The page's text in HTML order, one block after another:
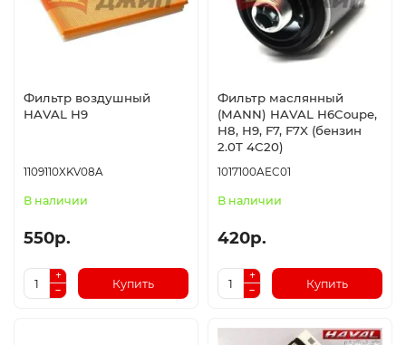
Фильтр воздушный
HAVAL H9
1109110XKV08A
В наличии
550р.
Купить
Фильтр маслянный
(MANN) HAVAL H6Coupe,
H8, H9, F7, F7X (бензин
2.0T 4C20)
1017100AEC01
В наличии
420р.
Купить